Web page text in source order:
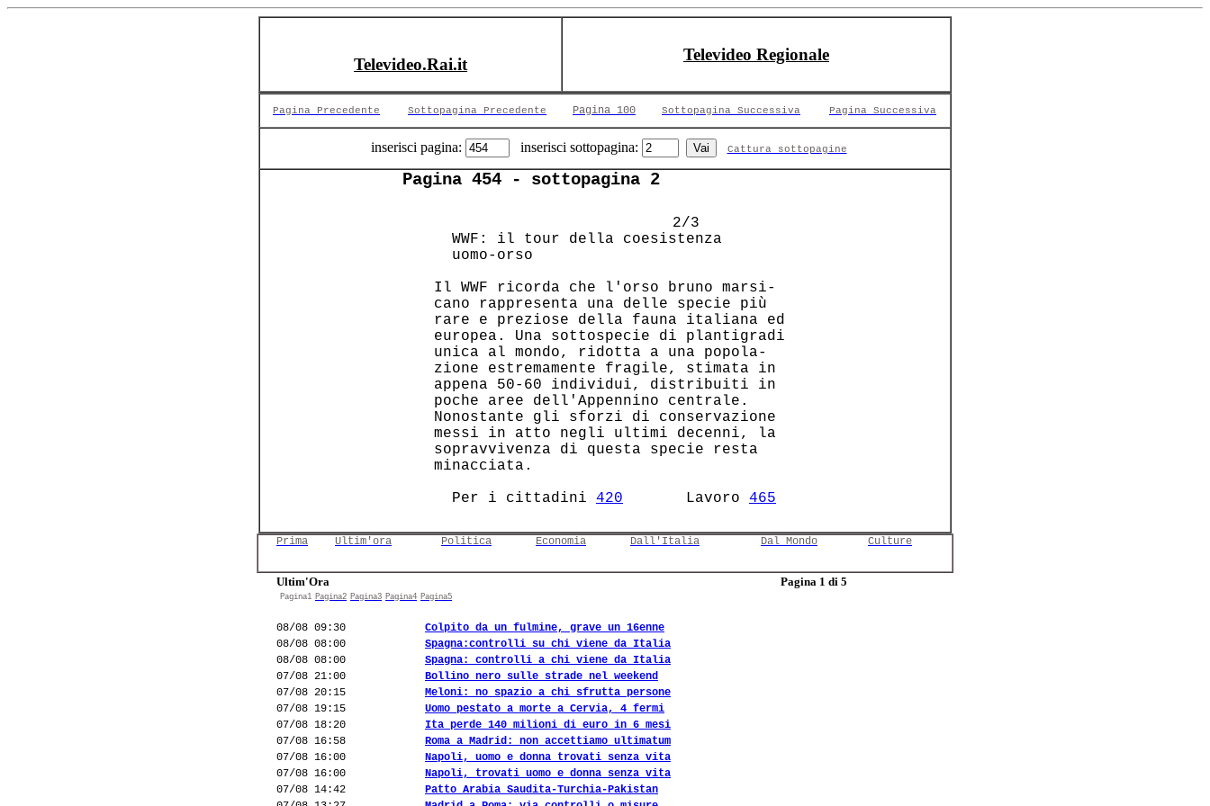
Televideo.Rai.it
Televideo Regionale
Pagina Precedente Sottopagina Precedente Pagina 100 Sottopagina Successiva Pagina Successiva
inserisci pagina: inserisci sottopagina: Cattura sottopagine
Pagina 454 - sottopagina 2
                   2/3
   WWF: il tour della coesistenza
   uomo-orso
Il WWF ricorda che l'orso bruno marsi-
cano rappresenta una delle specie più
rare e preziose della fauna italiana ed
europea. Una sottospecie di plantigradi
unica al mondo, ridotta a una popola-
zione estremamente fragile, stimata in
appena 50-60 individui, distribuiti in
poche aree dell'Appennino centrale.
Nonostante gli sforzi di conservazione
messi in atto negli ultimi decenni, la
sopravvivenza di questa specie resta
minacciata.
   Per i cittadini
420
       Lavoro
465
Prima Ultim'ora Politica Economia Dall'Italia Dal Mondo Culture
Ultim'Ora Pagina 1 di 5
Pagina1 Pagina2 Pagina3 Pagina4 Pagina5
08/08 09:30
Colpito da un fulmine, grave un 16enne
08/08 08:00
Spagna:controlli su chi viene da Italia
08/08 08:00
Spagna: controlli a chi viene da Italia
07/08 21:00
Bollino nero sulle strade nel weekend
07/08 20:15
Meloni: no spazio a chi sfrutta persone
07/08 19:15
Uomo pestato a morte a Cervia, 4 fermi
07/08 18:20
Ita perde 140 milioni di euro in 6 mesi
07/08 16:58
Roma a Madrid: non accettiamo ultimatum
07/08 16:00
Napoli, uomo e donna trovati senza vita
07/08 16:00
Napoli, trovati uomo e donna senza vita
07/08 14:42
Patto Arabia Saudita-Turchia-Pakistan